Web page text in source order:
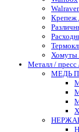
Крепеж
Хомуты
Металл / пресс
МЕДЬ